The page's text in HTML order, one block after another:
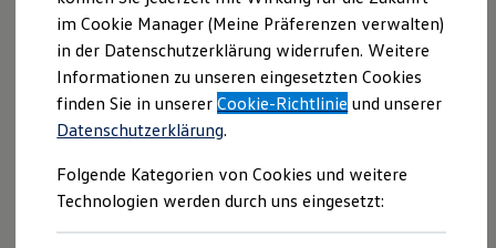
Aktuelle Angebote
E-Auto-Förderung
Volkswagen Marktplatz
Die ENERGY Sondermodelle
Junge Gebrauchtwagen und Gebrauchtwagen
Volkswagen Zertifizierte Gebrauchtwagen
Elektromobilität bei Gebrauchtwagen
Saisonangebote
Reifenpakete
Leasing
Leasing-Angebote
im Cookie Manager (Meine Präferenzen verwalten)
in der Datenschutzerklärung widerrufen. Weitere
Informationen zu unseren eingesetzten Cookies
finden Sie in unsererCookie-Richtlinie und unserer
Datenschutzerklärung.
Folgende Kategorien von Cookies und weitere
Technologien werden durch uns eingesetzt: